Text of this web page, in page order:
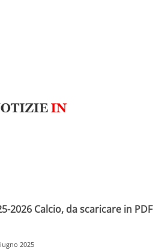
2026 Calcio, da scaricare in PDF
2025